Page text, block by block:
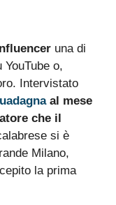
una di
o,
Intervistato
al mese
che il
si è
Milano,
la prima